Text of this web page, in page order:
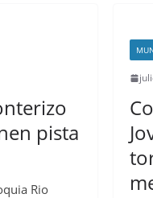
pista
Rio